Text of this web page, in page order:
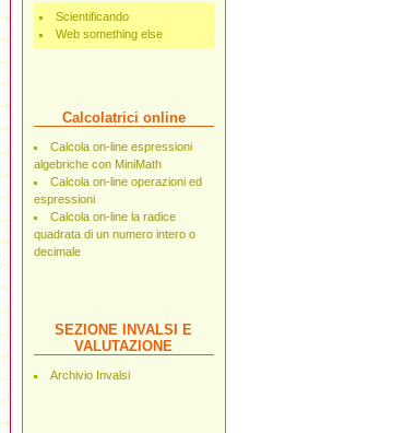
Scientificando
Web something else
Calcolatrici online
Calcola on-line espressioni
algebriche con MiniMath
Calcola on-line operazioni ed
espressioni
Calcola on-line la radice
quadrata di un numero intero o
decimale
SEZIONE INVALSI E
VALUTAZIONE
Archivio Invalsi